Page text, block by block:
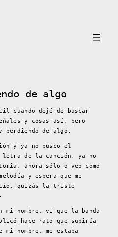
de algo
cuando dejé de buscar
y cosas así, pero
perdiendo de algo.
y ya no busco el
de la canción, ya no
ahora sólo o veo como
y espera que me
quizás la triste
mi nombre, vi que la banda
hace rato que subiría
mi nombre, me estaba